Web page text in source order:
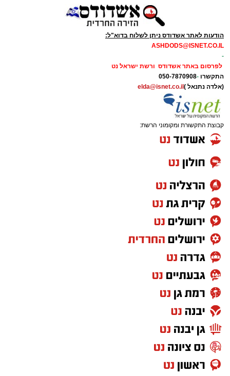
הודעות לאתר אשדודס ניתן לשלוח בדוא"ל:
ASHDODS@ISNET.CO.IL
-
לפרסום באתר אשדודס ורשת ישראל נט
התקשרו -
050-7870908
(אלדה נתנאל ) elda@isnet.co.il
קבוצת התקשורת ומקומוני הרשת: